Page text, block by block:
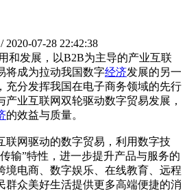
2020-07-28 22:42:38
和发展，以B2B为主导的产业互联
将成为拉动我国数字经济发展的另一
充分发挥我国在电子商务领域的先行
业互联网双轮驱动数字贸易发展，
的效益与质量。
联网驱动的数字贸易，利用数字技
输”特性，进一步提升产品与服务的
境电商、数字娱乐、在线教育、远程
群众美好生活提供更多高端便捷的消